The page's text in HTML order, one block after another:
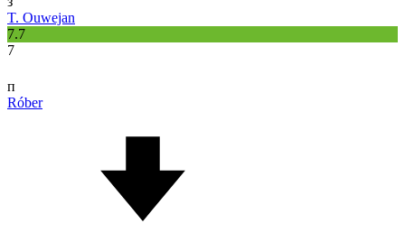
T. Ouwejan
7.7
7
п
Róber